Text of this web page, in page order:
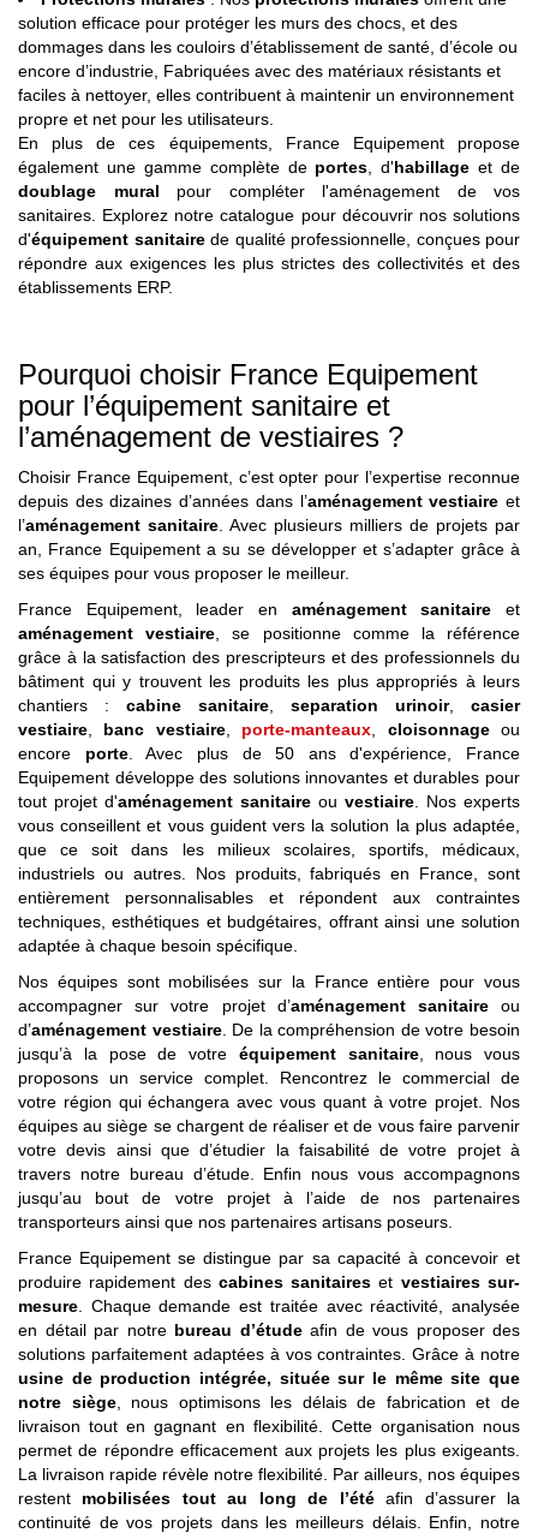
solution efficace pour protéger les murs des chocs, et des
dommages dans les couloirs d’établissement de santé, d’école ou
encore d’industrie, Fabriquées avec des matériaux résistants et
faciles à nettoyer, elles contribuent à maintenir un environnement
propre et net pour les utilisateurs.
En plus de ces équipements, France Equipement propose
également une gamme complète de portes , d'habillage et de
doublage mural pour compléter l'aménagement de vos
sanitaires. Explorez notre catalogue pour découvrir nos solutions
d'équipement sanitairede qualité professionnelle, conçues pour
répondre aux exigences les plus strictes des collectivités et des
établissements ERP.
Pourquoi choisir France Equipement
pour l’équipement sanitaire et
l’aménagement de vestiaires ?
Choisir France Equipement, c’est opter pour l’expertise reconnue
depuis des dizaines d’années dans l’aménagement vestiaire et
l’aménagement sanitaire . Avec plusieurs milliers de projets par
an, France Equipement a su se développer et s’adapter grâce à
ses équipes pour vous proposer le meilleur.
France Equipement, leader en aménagement sanitaire et
aménagement vestiaire , se positionne comme la référence
grâce à la satisfaction des prescripteurs et des professionnels du
bâtiment qui y trouvent les produits les plus appropriés à leurs
chantiers : cabine sanitaire separation urinoir, casier
vestiaire
banc vestiaire, porte-manteaux cloisonnageou
encore porte. Avec plus de 50 ans d'expérience, France
Equipement développe des solutions innovantes et durables pour
tout projet d'aménagement sanitaire ou vestiaire . Nos experts
vous conseillent et vous guident vers la solution la plus adaptée,
que ce soit dans les milieux scolaires, sportifs, médicaux,
industriels ou autres. Nos produits, fabriqués en France, sont
entièrement personnalisables et répondent aux contraintes
techniques, esthétiques et budgétaires, offrant ainsi une solution
adaptée à chaque besoin spécifique.
Nos équipes sont mobilisées sur la France entière pour vous
accompagner sur votre projet d’aménagement sanitaireou
d’aménagement vestiaire. De la compréhension de votre besoin
jusqu’à la pose de votre équipement sanitaire, nous vous
proposons un service complet. Rencontrez le commercial de
votre région qui échangera avec vous quant à votre projet. Nos
équipes au siège se chargent de réaliser et de vous faire parvenir
votre devis ainsi que d’étudier la faisabilité de votre projet à
travers notre bureau d’étude. Enfin nous vous accompagnons
jusqu’au bout de votre projet à l’aide de nos partenaires
transporteurs ainsi que nos partenaires artisans poseurs.
France Equipement se distingue par sa capacité à concevoir et
produire rapidement des cabines sanitaires et vestiaires sur-
mesure . Chaque demande est traitée avec réactivité, analysée
en détail par notre bureau d’étudeafin de vous proposer des
solutions parfaitement adaptées à vos contraintes. Grâce à notre
usine de production intégrée, située sur le même site que
notre siège, nous optimisons les délais de fabrication et de
livraison tout en gagnant en flexibilité. Cette organisation nous
permet de répondre efficacement aux projets les plus exigeants.
La livraison rapide révèle notre flexibilité. Par ailleurs, nos équipes
restent mobilisées tout au long de l’étéafin d’assurer la
continuité de vos projets dans les meilleurs délais. Enfin, notre